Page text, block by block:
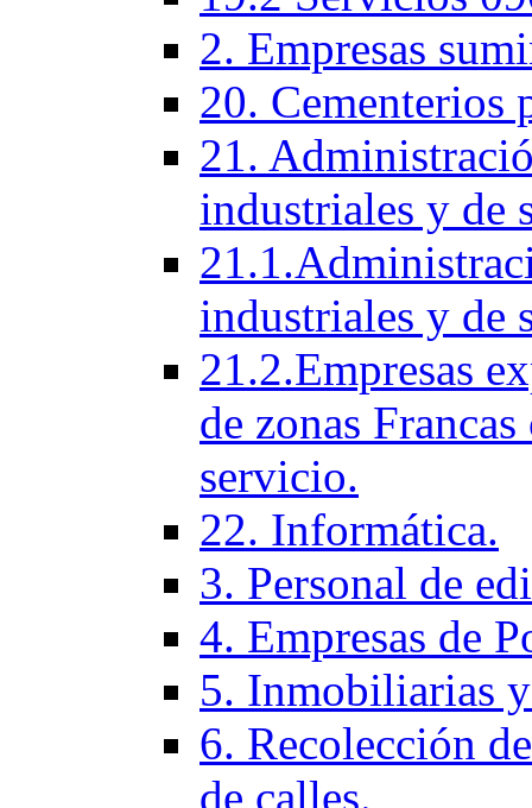
2. Empresas
20. Cementerios
21.
industriales y de
industriales y de
21.2.Empresas
de zonas
servicio.
22. Informática.
3. Personal de
4. Empresas de
5. Inmobiliarias
6. Recolección
de calles.